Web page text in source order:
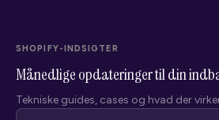
SHOPIFY-INDSIGTER
Månedlige opdateringer til din
Tekniske guides, cases og hvad der